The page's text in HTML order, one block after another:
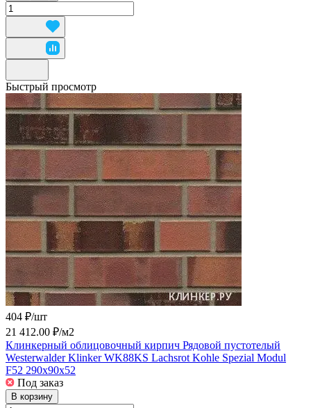
Быстрый просмотр
404 ₽/шт
21 412.00 ₽/м2
Клинкерный облицовочный кирпич Рядовой пустотелый
Westerwalder Klinker WK88KS Lachsrot Kohle Spezial Modul
F52 290x90x52
Под заказ
В корзину